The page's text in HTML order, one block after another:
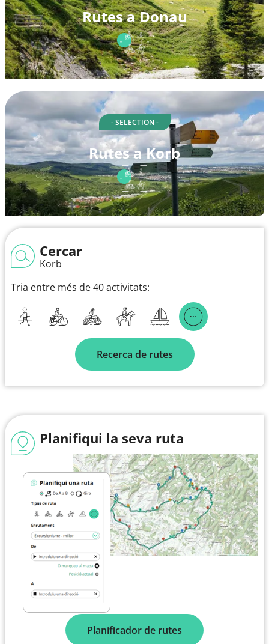
Rutes a Donau
- SELECTION -
Rutes a Korb
Cercar
Korb
Tria entre més de 40 activitats:
Recerca de rutes
Planifiqui la seva ruta
Planificador de rutes